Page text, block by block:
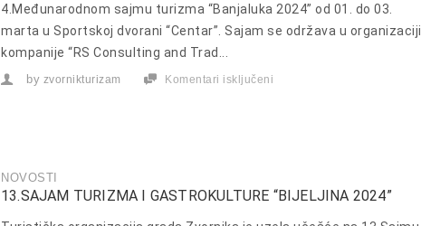
4.Međunarodnom sajmu turizma “Banjaluka 2024” od 01. do 03.
marta u Sportskoj dvorani “Centar”. Sajam se održava u organizaciji
kompanije “RS Consulting and Trad...
by zvornikturizam Komentari isključeni
NOVOSTI
13.SAJAM TURIZMA I GASTROKULTURE “BIJELJINA 2024”